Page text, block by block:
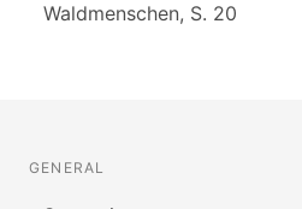
Waldmenschen, S. 20
GENERAL